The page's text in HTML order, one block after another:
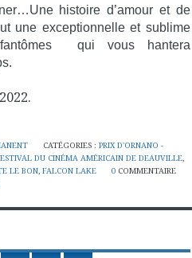
histoire d’amour et de
une exceptionnelle et sublime
qui vous hantera
CATÉGORIES :PRIX D'ORNANO -
DU CINÉMA AMÉRICAIN DE DEAUVILLE,
LE BON, FALCON LAKE 0 COMMENTAIRE